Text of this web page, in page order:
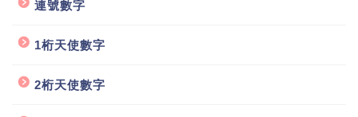
連號數字
1桁天使數字
2桁天使數字